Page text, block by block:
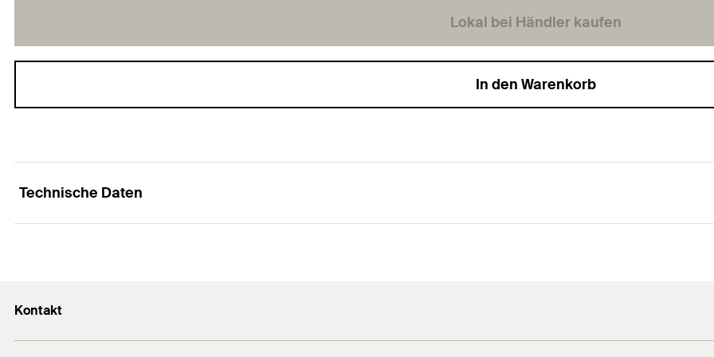
Lokal bei Händler kaufen
In den Warenkorb
Technische Daten
Produkttyp
Verpackungsvariante
Kontakt